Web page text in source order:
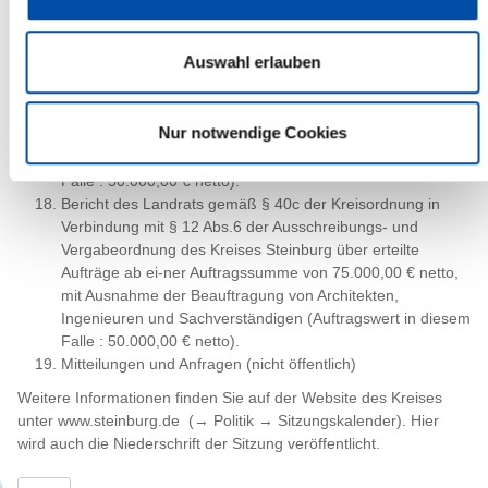
Auswahl erlauben
Nur notwendige Cookies
Bericht über Beteiligungen
Verbindung mit § 12 Abs.6 der Ausschreibungs- und
Vergabeordnung des Kreises Steinburg über erteilte
mit Ausnahme der Beauftragung von Architekten,
Falle : 50.000,00 € netto).
Bericht des Landrats gemäß § 40c der Kreisordnung in
Verbindung mit § 12 Abs.6 der Ausschreibungs- und
Vergabeordnung des Kreises Steinburg über erteilte
Aufträge ab ei-ner Auftragssumme von 75.000,00 € netto,
mit Ausnahme der Beauftragung von Architekten,
Ingenieuren und Sachverständigen (Auftragswert in diesem
Falle : 50.000,00 € netto).
Mitteilungen und Anfragen (nicht öffentlich)
Weitere Informationen finden Sie auf der Website des Kreises
unter www.steinburg.de (→ Politik → Sitzungskalender). Hier
wird auch die Niederschrift der Sitzung veröffentlicht.